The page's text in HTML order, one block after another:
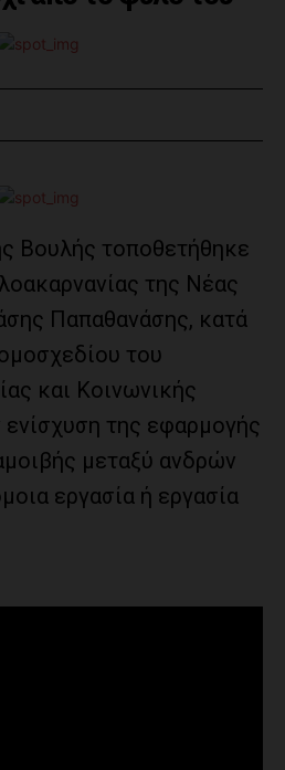
Βουλής τοποθετήθηκε
της Νέας
Παπαθανάσης, κατά
του
και Κοινωνικής
ενίσχυση της εφαρμογής
μεταξύ ανδρών
εργασία ή εργασία